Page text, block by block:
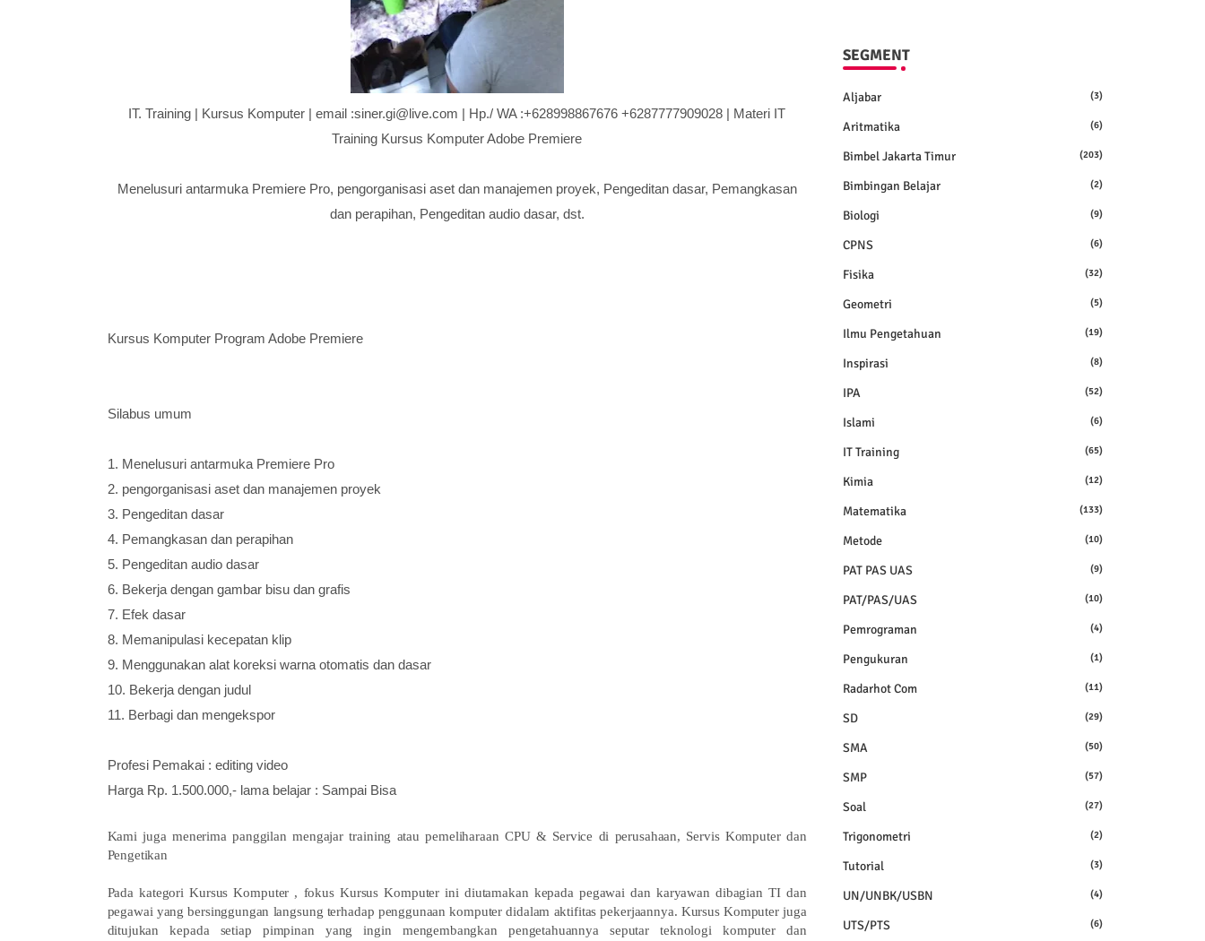
IT. Training | Kursus Komputer | email :siner.gi@live.com | Hp./ WA :+628998867676 +6287777909028 | Materi IT
Training Kursus Komputer Adobe Premiere
Menelusuri antarmuka Premiere Pro, pengorganisasi aset dan manajemen proyek, Pengeditan dasar, Pemangkasan
dan perapihan, Pengeditan audio dasar, dst.
Kursus Komputer Program Adobe Premiere
Silabus umum
1. Menelusuri antarmuka Premiere Pro
2. pengorganisasi aset dan manajemen proyek
3. Pengeditan dasar
4. Pemangkasan dan perapihan
5. Pengeditan audio dasar
6. Bekerja dengan gambar bisu dan grafis
7. Efek dasar
8. Memanipulasi kecepatan klip
9. Menggunakan alat koreksi warna otomatis dan dasar
10. Bekerja dengan judul
11. Berbagi dan mengekspor
Profesi Pemakai : editing video
Harga Rp. 1.500.000,- lama belajar : Sampai Bisa
Kami juga menerima panggilan mengajar training atau pemeliharaan CPU & Service di perusahaan, Servis Komputer dan
Pengetikan
Pada kategori Kursus Komputer , fokus Kursus Komputer ini diutamakan kepada pegawai dan karyawan dibagian TI dan
pegawai yang bersinggungan langsung terhadap penggunaan komputer didalam aktifitas pekerjaannya. Kursus Komputer juga
ditujukan kepada setiap pimpinan yang ingin mengembangkan pengetahuannya seputar teknologi komputer dan
SEGMENT
Aljabar (3)
Aritmatika (6)
Bimbel Jakarta Timur (203)
Bimbingan Belajar (2)
Biologi (9)
CPNS (6)
Fisika (32)
Geometri (5)
Ilmu Pengetahuan (19)
Inspirasi (8)
IPA (52)
Islami (6)
IT Training (65)
Kimia (12)
Matematika (133)
Metode (10)
PAT PAS UAS (9)
PAT/PAS/UAS (10)
Pemrograman (4)
Pengukuran (1)
Radarhot Com (11)
SD (29)
SMA (50)
SMP (57)
Soal (27)
Trigonometri (2)
Tutorial (3)
UN/UNBK/USBN (4)
UTS/PTS (6)